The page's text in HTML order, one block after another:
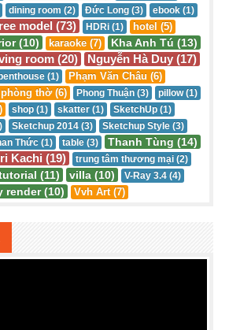
dining room (2) Đức Long (3) ebook (1)
model (73) HDRi (1) hotel (5)
(10) karaoke (7) Kha Anh Tú (13)
room (20) Nguyễn Hà Duy (17)
(1) Phạm Văn Châu (6)
phòng thờ (6) Phong Thuận (3) pillow (1)
shop (1) skatter (1)
SketchUp (1)
Sketchup 2014 (3)
Sketchup Style (3)
Thức (1) table (3) Thanh Tùng (14)
Kachi (19)
trung tâm thương mại (2)
(11) villa (10) V-Ray 3.4 (4)
render (10) Vvh Art (7)